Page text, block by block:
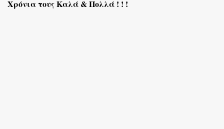
Χρόνια τους Καλά & Πολλά ! ! !